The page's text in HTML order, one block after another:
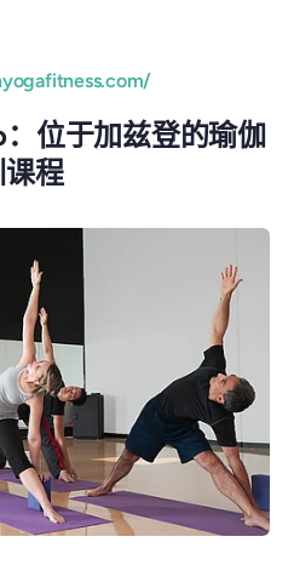
位于加兹登的瑜伽
程